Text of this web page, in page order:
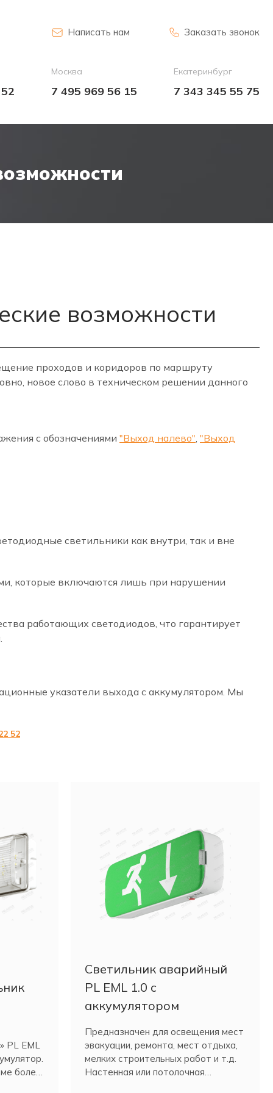
Написать нам Заказать звонок
Москва
7 495 969 56 15
Екатеринбург
7 343 345 55 75
возможности
проходов и коридоров по маршруту
новое слово в техническом решении данного
с обозначениями "Выход налево", "Выход
светильники как внутри, так и вне
которые включаются лишь при нарушении
работающих светодиодов, что гарантирует
указатели выхода с аккумулятором. Мы
52
EML
более
Светильник аварийный
PL EML 1.0 с
аккумулятором
Предназначен для освещения мест
эвакуации, ремонта, мест отдыха,
мелких строительных работ и т.д.
Настенная или потолочная